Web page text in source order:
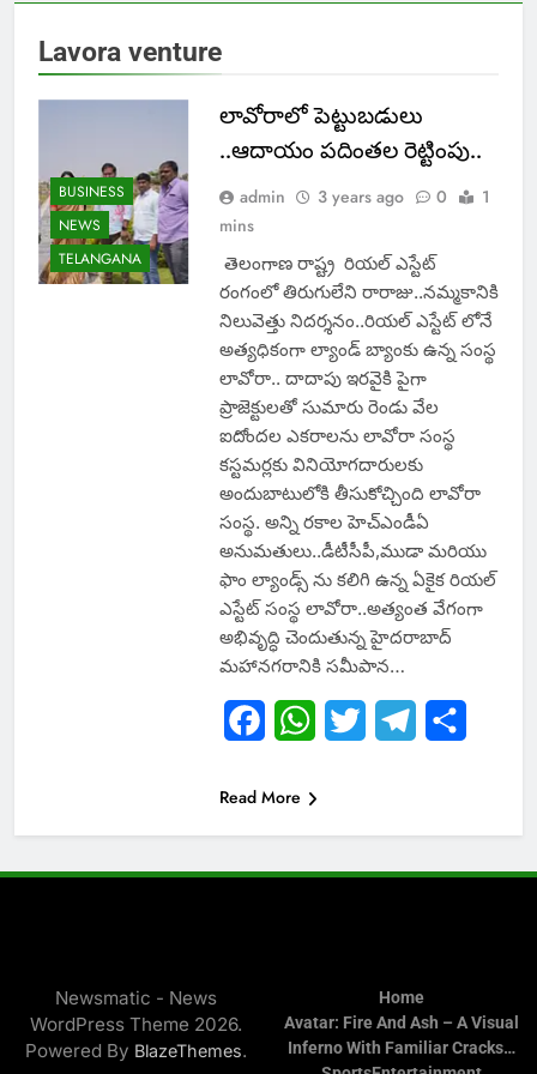
Lavora venture
BUSINESS
NEWS
TELANGANA
లావోరాలో పెట్టుబడులు
..ఆదాయం పదింతల రెట్టింపు..
admin 3 years ago 0
1
mins
తెలంగాణ రాష్ట్ర రియల్ ఎస్టేట్
రంగంలో తిరుగులేని రారాజు..నమ్మకానికి
నిలువెత్తు నిదర్శనం..రియల్ ఎస్టేట్ లోనే
అత్యధికంగా ల్యాండ్ బ్యాంకు ఉన్న సంస్థ
లావోరా.. దాదాపు ఇరవైకి పైగా
ప్రాజెక్టులతో సుమారు రెండు వేల
ఐదోందల ఎకరాలను లావోరా సంస్థ
కస్టమర్లకు వినియోగదారులకు
అందుబాటులోకి తీసుకోచ్చింది లావోరా
సంస్థ. అన్ని రకాల హెచ్ఎండీఏ
అనుమతులు..డీటీసీపీ,ముడా మరియు
ఫాం ల్యాండ్స్ ను కలిగి ఉన్న ఏకైక రియల్
ఎస్టేట్ సంస్థ లావోరా..అత్యంత వేగంగా
అభివృద్ధి చెందుతున్న హైదరాబాద్
మహానగరానికి సమీపాన…
FacebookWhatsApp
Twitter Telegram
Read More
Newsmatic - News
WordPress Theme 2026.
Powered By BlazeThemes.
Home
Avatar: Fire And Ash – A Visual
Inferno With Familiar Cracks…